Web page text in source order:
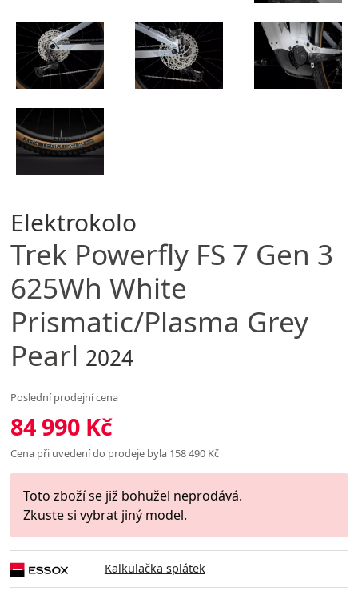
Elektrokolo
Trek Powerfly FS 7 Gen 3
625Wh White
Prismatic/Plasma Grey
Pearl 2024
Poslední prodejní cena
84 990 Kč
Cena při uvedení do prodeje byla 158 490 Kč
Toto zboží se již bohužel neprodává.
Zkuste si vybrat jiný model.
Kalkulačka splátek